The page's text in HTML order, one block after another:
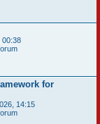
00:38
for
14:15